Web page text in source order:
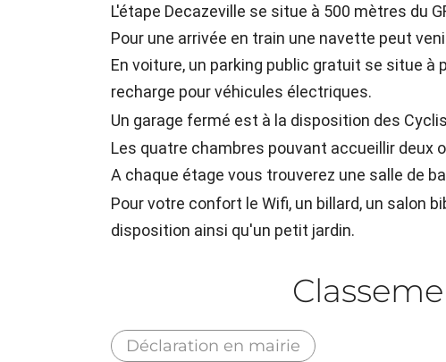
L'étape Decazeville se situe à 500 mètres du
Pour une arrivée en train une navette peut
En voiture, un parking public gratuit se situe
recharge pour véhicules électriques.
Un garage fermé est à la disposition des
Les quatre chambres pouvant accueillir deux
A chaque étage vous trouverez une salle de
Pour votre confort le Wifi, un billard, un salon
disposition ainsi qu'un petit jardin.
Déclaration en mairie